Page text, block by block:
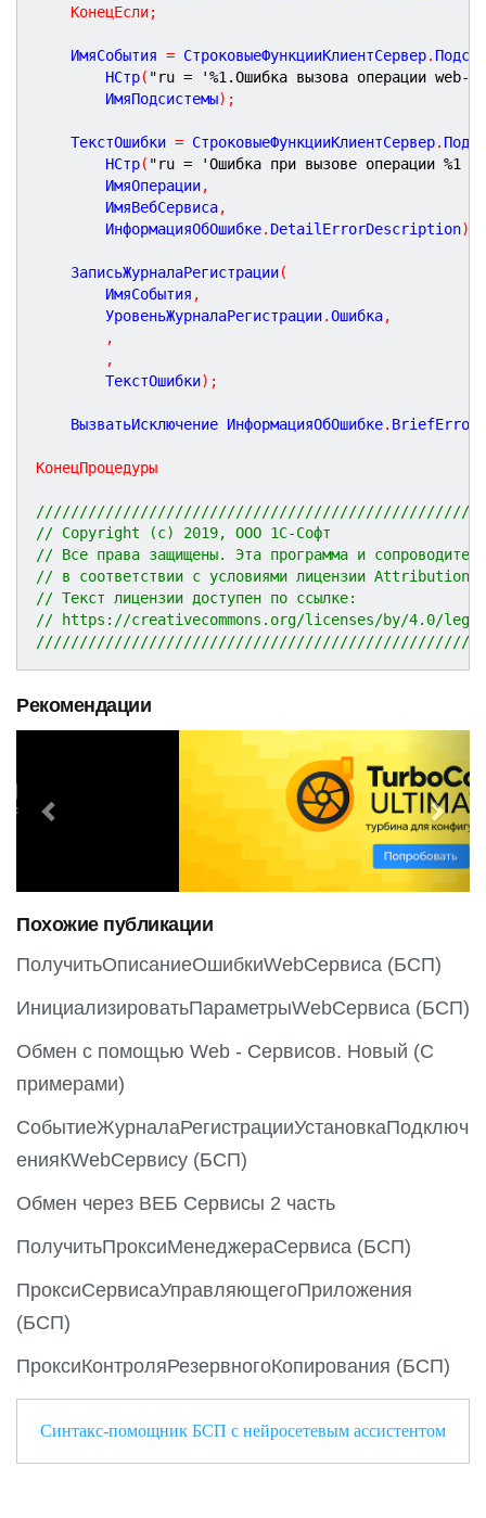
КонецЕсли;
	ИмяСобытия
= СтроковыеФункцииКлиентСервер.
		НСтр
( "ru = '%1.Ошибка вызова операции web-
		ИмяПодсистемы
) ;
	ТекстОшибки
= СтроковыеФункцииКлиентСервер.
		НСтр
( "ru = 'Ошибка при вызове операции %1
		ИмяОперации
,
		ИмяВебСервиса
,
		ИнформацияОбОшибке
. DetailErrorDescription)
	ЗаписьЖурналаРегистрации
(
		ИмяСобытия
,
		УровеньЖурналаРегистрации
.Ошибка,
,
,
		ТекстОшибки
) ;
	ВызватьИсключение ИнформацияОбОшибке
.
КонецПроцедуры
// Copyright (c) 2019, ООО 1С-Софт
// Все права защищены. Эта программа и
// в соответствии с условиями лицензии
// Текст лицензии доступен по ссылке:
// https://creativecommons.org/licenses/by/4.0/
Рекомендации
e
o
u
s
e
x
t
Похожие публикации
ПолучитьОписаниеОшибкиWebСервиса (БСП)
ИнициализироватьПараметрыWebСервиса (БСП)
Обмен с помощью Web - Сервисов. Новый (С
примерами)
СобытиеЖурналаРегистрацииУстановкаПодключ
енияКWebСервису (БСП)
Обмен через ВЕБ Сервисы 2 часть
ПолучитьПроксиМенеджераСервиса (БСП)
ПроксиСервисаУправляющегоПриложения
(БСП)
ПроксиКонтроляРезервногоКопирования (БСП)
Синтакс-помощник БСП с нейросетевым ассистентом